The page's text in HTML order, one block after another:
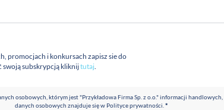
promocjach i konkursach zapisz sie do
swoją subskrypcją kliknijtutaj.
osobowych, którym jest "Przykładowa Firma Sp. z o.o." informacji
danych osobowych znajduje się w Polityce prywatności.*